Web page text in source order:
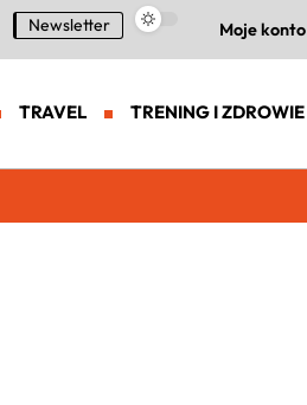
Newsletter Moje konto
TRAVEL TRENING I ZDROWIE